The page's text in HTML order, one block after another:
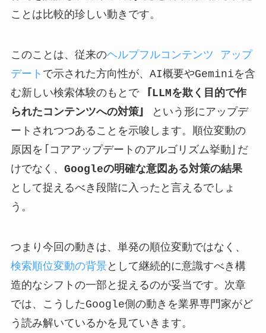
ことは比較的珍しい動きです。
このことは、従来のヘルプフルコンテンツ アップ
デート で示された方向性が、AI概要やGeminiを含
む新しい検索体験のもとで
「LLMを欺く目的で作
られたコンテンツへの対策」
という形にアップデ
ートされつつあることを示唆します。順位変動の
原因を「コアアップデートのアルゴリズム挙動」だ
けでなく、 Googleの明確な意図ある対策の結果
として捉えるべき段階に入ったと言えるでしょ
う。
つまり今回の動きは、単発の順位変動ではなく、
検索順位変動の背景として継続的に意識すべき構
造的なシフトの一部と捉えるのが妥当です。次章
では、こうしたGoogle側の動きを業界専門家がど
う読み解いているかを見ていきます。